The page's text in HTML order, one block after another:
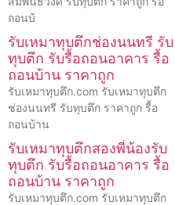
ถอนบ้
รับเหมาทุบตึกช่องนนทรี รับ
ทุบตึก รับรื้อถอนอาคาร รื้อ
ถอนบ้าน ราคาถูก
รับเหมาทุบตึก.com รับเหมาทุบตึก
ช่องนนทรี รับทุบตึก ราคาถูก รื้อ
ถอนบ้าน
รับเหมาทุบตึกสองพี่น้องรับ
ทุบตึก รับรื้อถอนอาคาร รื้อ
ถอนบ้าน ราคาถูก
รับเหมาทุบตึก.com รับเหมาทุบตึก